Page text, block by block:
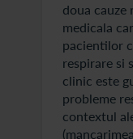
doua
medicala
pacientilor
respirare si
clinic este
probleme
contextul